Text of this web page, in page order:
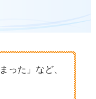
った」など、